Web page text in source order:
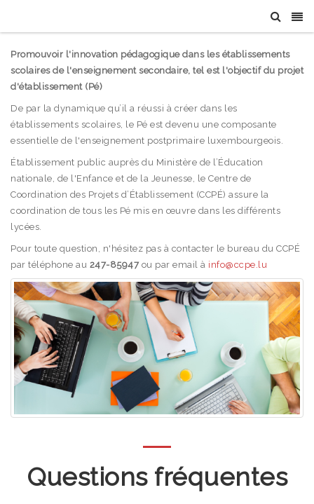
Promouvoir l'innovation pédagogique dans les établissements
scolaires de l'enseignement secondaire, tel est l'objectif du projet
d'établissement (Pé)
De par la dynamique qu’il a réussi à créer dans les
établissements scolaires, le Pé est devenu une composante
essentielle de l'enseignement postprimaire luxembourgeois.
Établissement public auprès du Ministère de l’Éducation
nationale, de l'Enfance et de la Jeunesse, le Centre de
Coordination des Projets d’Établissement (CCPÉ) assure la
coordination de tous les Pé mis en œuvre dans les différents
lycées.
Pour toute question, n'hésitez pas à contacter le bureau du CCPÉ
par téléphone au 247-85947ou par email à info@ccpe.lu
Questions fréquentes